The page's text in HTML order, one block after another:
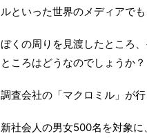
ルといった世界のメディアで
ぼくの周りを見渡したところ
ところはどうなのでしょうか？
調査会社の「マクロミル」が
新社会人の男女500名を対象に